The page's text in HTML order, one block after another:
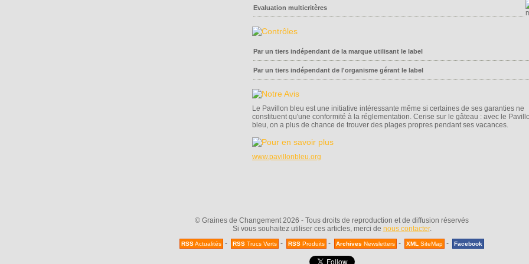
Evaluation multicritères
Par un tiers indépendant de la marque utilisant le label
Par un tiers indépendant de l'organisme gérant le label
Le Pavillon bleu est une initiative intéressante même si certaines de ses garanties ne
constituent qu'une conformité à la réglementation. Cerise sur le gâteau : avec le
bleu, on a plus de chance de trouver des plages propres pendant ses vacances.
www.pavillonbleu.org
© Graines de Changement 2026 - Tous droits de reproduction et de diffusion réservés
Si vous souhaitez utiliser ces articles, merci de nous contacter.
RSSActualités - RSS Trucs Verts - RSS Produits - Archives Newsletters - XML SiteMap - Facebook